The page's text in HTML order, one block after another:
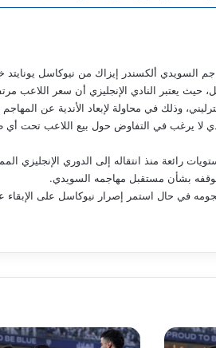
ألكسندر إيزاك من نيوكاسل يونايتد
حيث يعتبر النادي الإنجليزي أن سعر اللاعب
لا يرغب في التفاوض حول بيع اللاعب تحت
رائعة منذ انتقاله إلى الدوري الإنجليزي
موقفه بشأن مستقبل مهاجمه السويدي.
في حال استمر إصرار نيوكاسل على